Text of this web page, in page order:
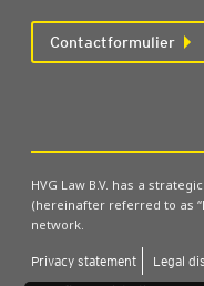
Contactformulier
HVG Law B.V. has a
(hereinafter referred to as
network.
Pri­va­cy sta­te­ment Legal